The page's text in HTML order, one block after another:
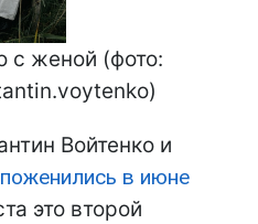
с женой (фото:
Войтенко и
поженились в июне
это второй